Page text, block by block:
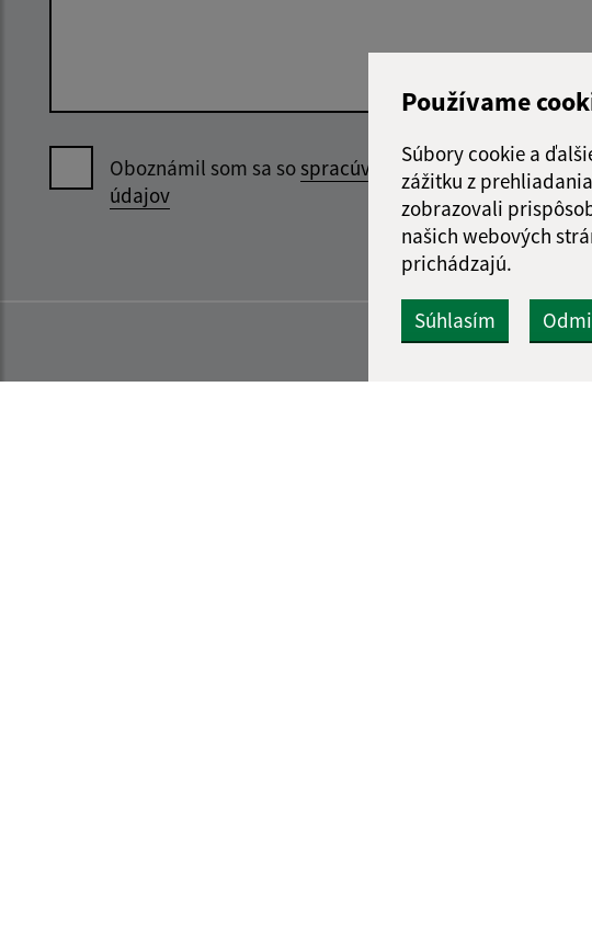
Používame
Súbory cookie a
zážitku z
zobrazovali
našich webových
prichádzajú.
Súhlasím
Oboznámil som sa sospracúvaním osobných
údajov